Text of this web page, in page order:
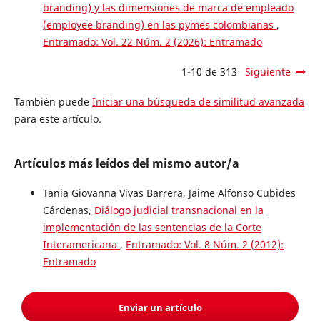
branding) y las dimensiones de marca de empleado
(employee branding) en las pymes colombianas ,
Entramado: Vol. 22 Núm. 2 (2026): Entramado
1-10 de 313 Siguiente
También puede Iniciar una búsqueda de similitud avanzada
para este artículo.
Artículos más leídos del mismo autor/a
Tania Giovanna Vivas Barrera, Jaime Alfonso Cubides
Cárdenas, Diálogo judicial transnacional en la
implementación de las sentencias de la Corte
Interamericana , Entramado: Vol. 8 Núm. 2 (2012):
Entramado
Enviar un artículo